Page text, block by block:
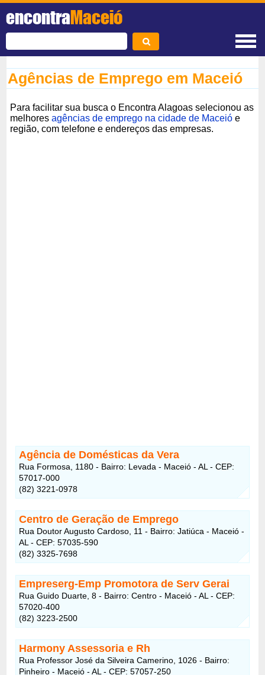
encontraMaceió
Agências de Emprego em Maceió
Para facilitar sua busca o Encontra Alagoas selecionou as
melhoresagências de emprego na cidade de Maceió e
região, com telefone e endereços das empresas.
Agência de Domésticas da Vera
Rua Formosa, 1180 - Bairro: Levada - Maceió - AL - CEP:
57017-000
(82) 3221-0978
Centro de Geração de Emprego
Rua Doutor Augusto Cardoso, 11 - Bairro: Jatiúca - Maceió -
AL - CEP: 57035-590
(82) 3325-7698
Empreserg-Emp Promotora de Serv Gerai
Rua Guido Duarte, 8 - Bairro: Centro - Maceió - AL - CEP:
57020-400
(82) 3223-2500
Harmony Assessoria e Rh
Rua Professor José da Silveira Camerino, 1026 - Bairro:
Pinheiro - Maceió - AL - CEP: 57057-250